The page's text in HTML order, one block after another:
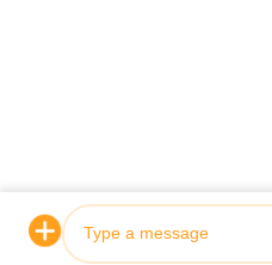
Unsere Hydraulikzylinder
und sind von führenden
ABS, Lloyds und SGS zertifiziert.